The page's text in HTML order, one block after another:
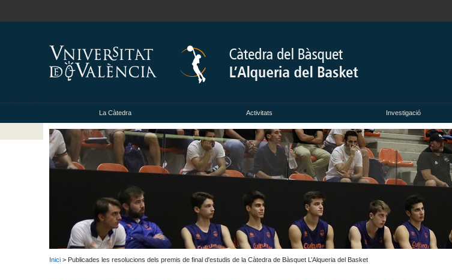
La Càtedra Activitats Investigació
Inici > Publicades les resolucions dels premis de final d'estudis de la Càtedra de Bàsquet L’Alqueria del Basket